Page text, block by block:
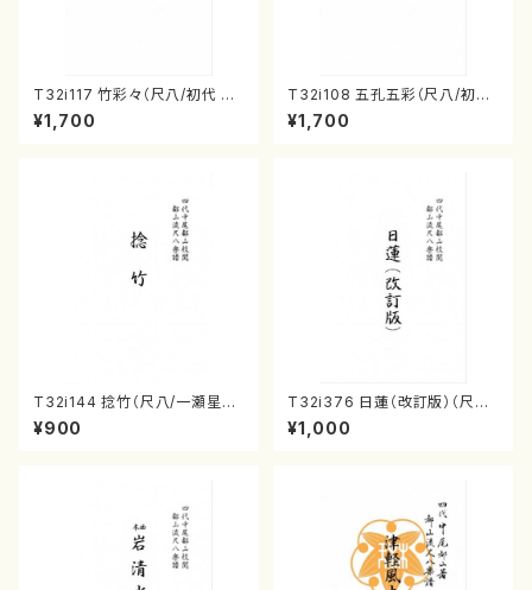
T32i117 竹彩々（尺八/初代 山
本邦山/尺八/都山式譜）都山流
公刊楽譜曲番:566
¥1,700
T32i108 五孔五彩（尺八/初代
石垣征山/尺八/都山式譜）都山
流公刊楽譜曲番:557
¥1,700
T32i144 捻竹（尺八/一瀬星山/
尺八/都山式譜）都山流公刊楽譜
曲番:593
¥900
T32i376 日蓮（改訂版）（尺八/
宮城道雄/楽譜）都山流公刊楽譜
曲番:2081
¥1,000